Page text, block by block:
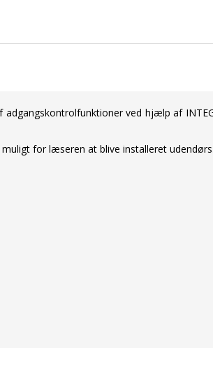
ved hjælp af
for læseren at blive installeret udendørs.